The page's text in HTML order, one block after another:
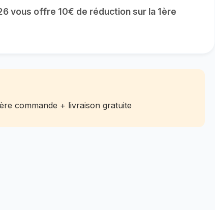
vous offre 10€ de réduction sur la 1ère
commande + livraison gratuite